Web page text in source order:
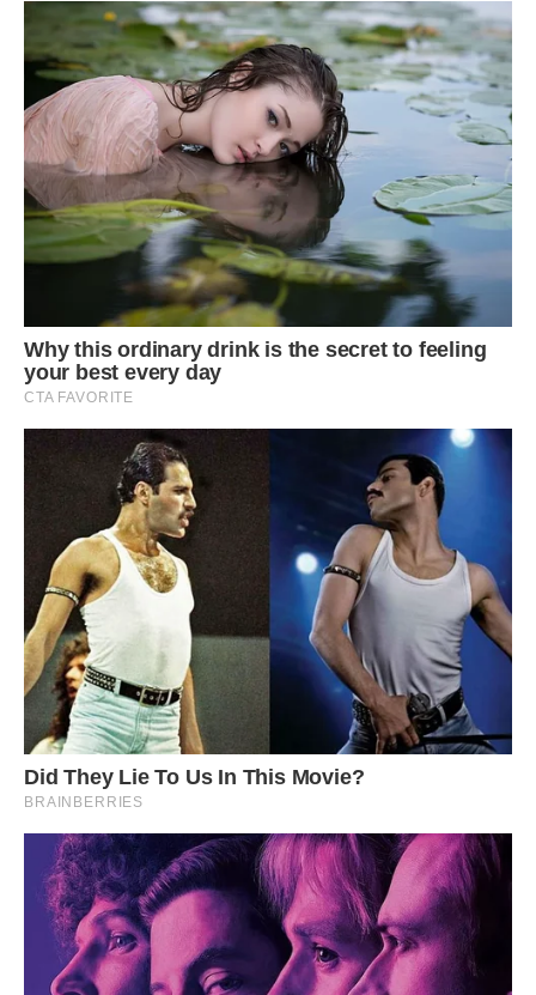
Люди на ринку вже знали “тітку Ганну” і її неймовірні
заготовки, вони чекали на неї щосуботи, а ми з гордістю
стояли поруч. Кожна баночка була наповнена не лише
овочами, а й великою надією та любов’ю, яка виявилася
сильнішою за будь-які ліки. Софійка поступово почала
одужувати, і лікарі казали, що це справжнє диво, але я
знала, що це диво зробили руки моєї свекрухи.
Ми часто згадуємо той час, коли я думала, що вона
просто витрачає час на дурниці, і мені стає трохи соромно
за свою пиху. Життя навчило мене, що найважливіші речі
часто ховаються за найпростішими діями, і не варто
судити людей, не знаючи, що насправді відбувається в
їхніх душах. Тепер на нашій веранді завжди повно
порожніх банок, але я більше ніколи не кажу, що їх
Ганна Степанівна стала для мене ближчою за рідну матір,
ми ділимося з нею всіма секретами, і вона завжди
знаходить правильне слово. Її мудрість та терпіння стали
для нас опорою в найтемніші часи, і я дякую долі, що
вона є в нашому житті. Хвороба доньки відступила, але
пам’ять про ті огірки та ту хустинку залишиться з нами
назавжди як символ незламної родинної сили.
Іноді я думаю, скільки ще таких бабусь стоять на наших
ринках, продаючи те, що виростили власноруч, аби
них, часто навіть не дивлячись, а за кожною такою
жінкою стоїть своя історія, своя боротьба і своє велике
серце. Варто частіше зупинятися і просто запитувати, як у
них справи, бо іноді проста покупка може змінити чиєсь
життя.
Тепер, коли я сама готую заготовки на зиму, я згадую
кожен рух свекрухи, кожну пораду, яку вона мені давала